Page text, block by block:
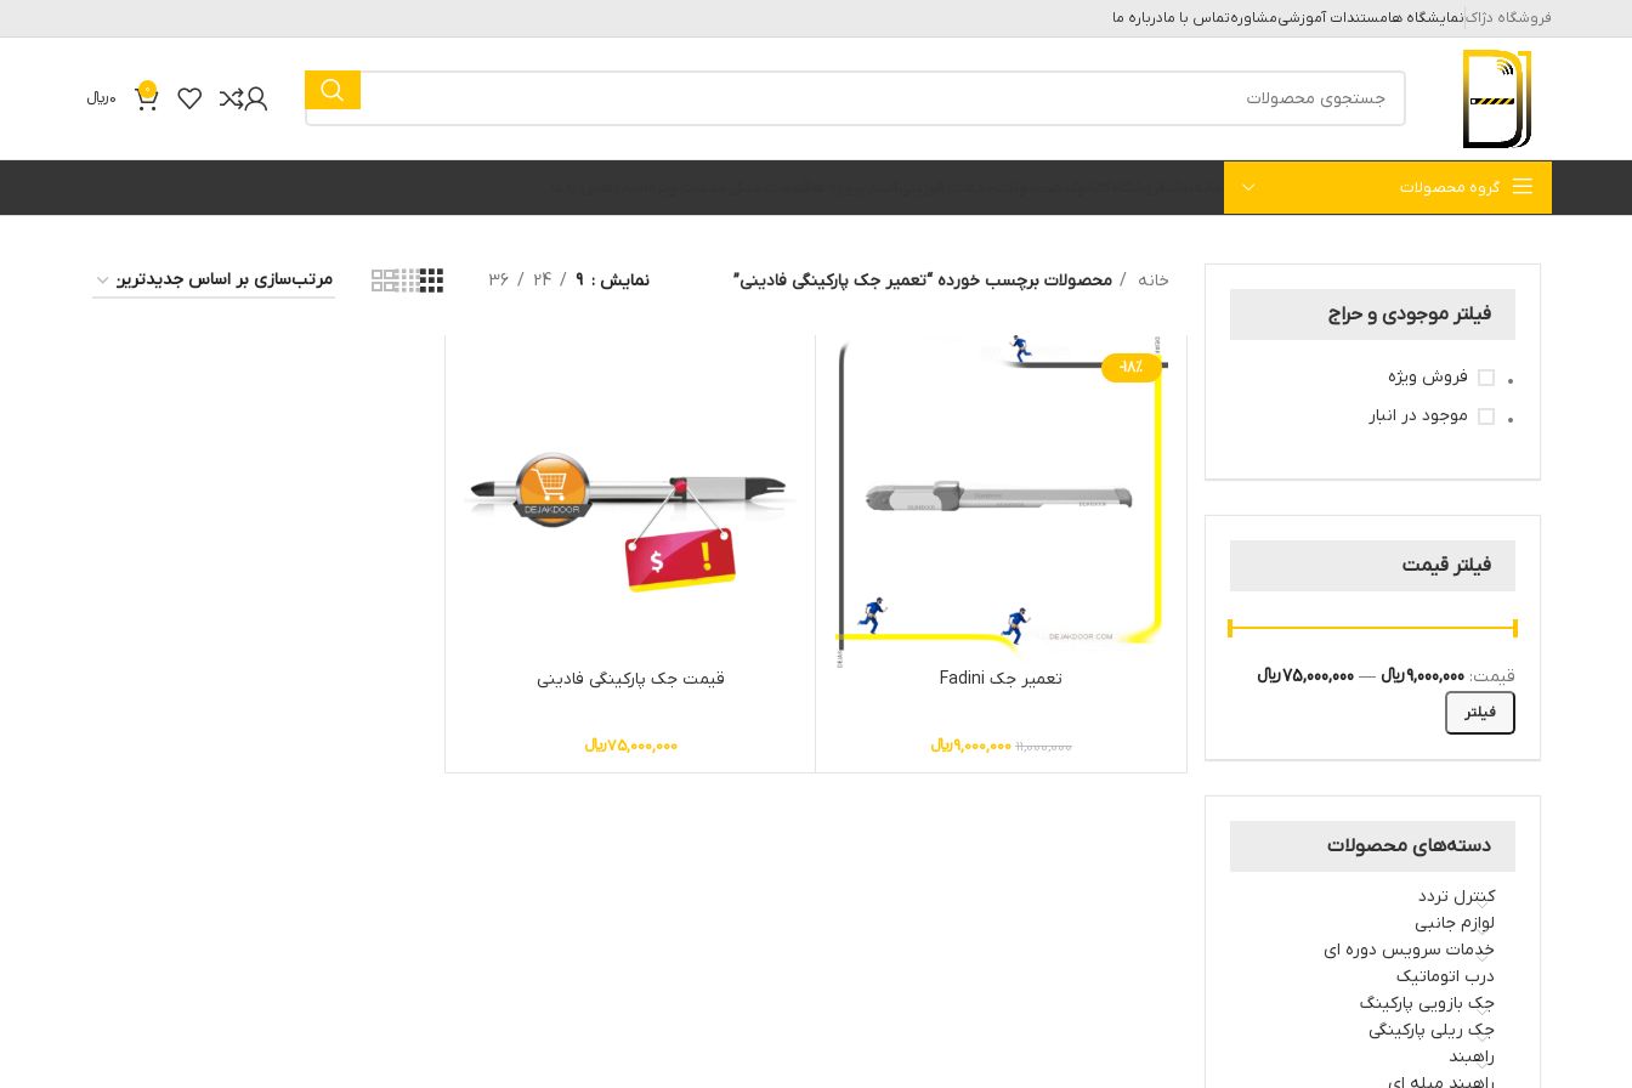
فروشگاه دژاکنمایشگاه هامستندات آموزشیمشاورهتماس با مادرباره ما
0
0﷼
گروه محصولات
فیلتر موجودی و حراج
فروش ویژه
موجود در انبار
فیلتر قیمت
فیلتر
قیمت: 9,000,000 ﷼ — 75,000,000 ﷼
دسته‌های محصولات
کنترل تردد
لوازم جانبی
خدمات سرویس دوره ای
درب اتوماتیک
جک بازویی پارکینگ
جک ریلی پارکینگی
راهبند
خانه محصولات برچسب خورده “تعمیر جک پارکینگی فادینی” نمایش 9
24
36
-18%
تعمیر جک Fadini
11,000,000
9,000,000﷼
قیمت جک پارکینگی فادینی
75,000,000﷼